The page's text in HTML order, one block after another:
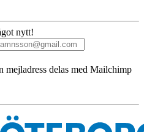
nytt!
mejladress delas med Mailchimp